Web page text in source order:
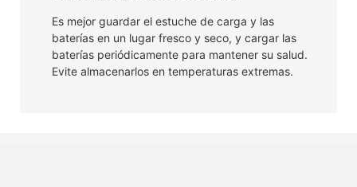
Es mejor guardar el estuche de carga y las
baterías en un lugar fresco y seco, y cargar las
baterías periódicamente para mantener su salud.
Evite almacenarlos en temperaturas extremas.